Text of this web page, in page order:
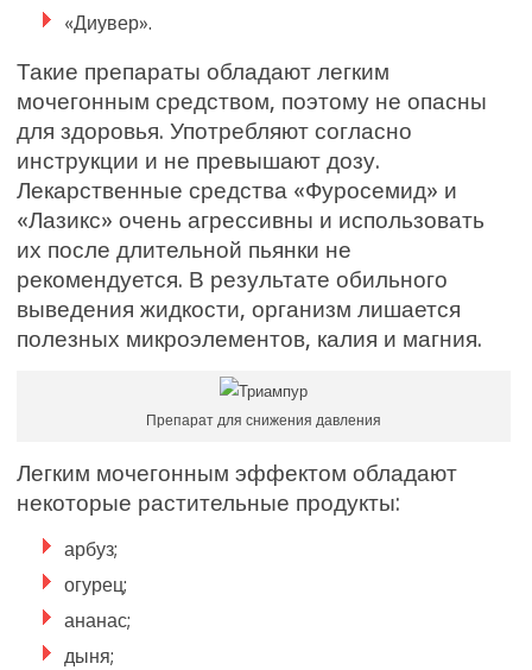
«Диувер».
Такие препараты обладают легким
мочегонным средством, поэтому не опасны
для здоровья. Употребляют согласно
инструкции и не превышают дозу.
Лекарственные средства «Фуросемид» и
«Лазикс» очень агрессивны и использовать
их после длительной пьянки не
рекомендуется. В результате обильного
выведения жидкости, организм лишается
полезных микроэлементов, калия и магния.
Препарат для снижения давления
Легким мочегонным эффектом обладают
некоторые растительные продукты:
арбуз;
огурец;
ананас;
дыня;